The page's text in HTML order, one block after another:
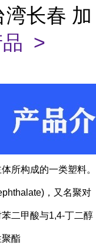
湾长春 加
品 >
所构成的一类塑料。
，又名聚对
二甲酸与1,4-丁二醇
酯